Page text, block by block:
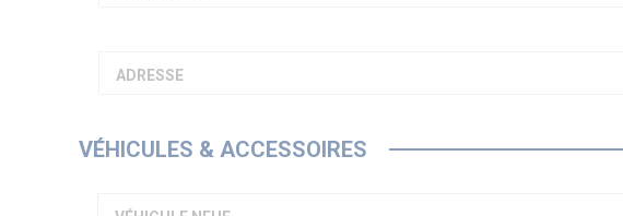
ADRESSE
VÉHICULES & ACCESSOIRES